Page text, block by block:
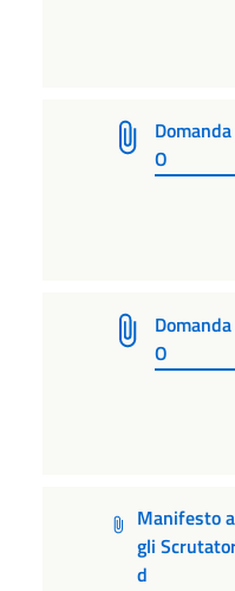
Domanda
O
Domanda
O
Manifesto
gli
d